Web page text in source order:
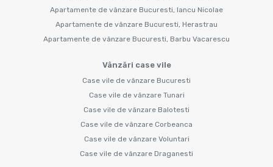
Apartamente de vânzare Bucuresti, Iancu Nicolae
Apartamente de vânzare Bucuresti, Herastrau
Apartamente de vânzare Bucuresti, Barbu Vacarescu
Vânzări case vile
Case vile de vânzare Bucuresti
Case vile de vânzare Tunari
Case vile de vânzare Balotesti
Case vile de vânzare Corbeanca
Case vile de vânzare Voluntari
Case vile de vânzare Draganesti